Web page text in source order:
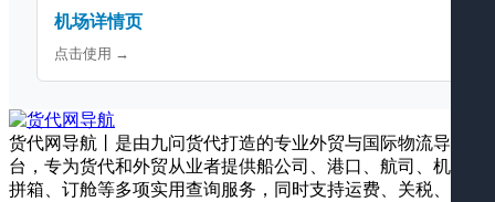
机场详情页
点击使用 →
货代网导航丨是由九问货代打造的专业外贸与国际物流导航平
台，专为货代和外贸从业者提供船公司、港口、航司、机场、
拼箱、订舱等多项实用查询服务，同时支持运费、关税、海关